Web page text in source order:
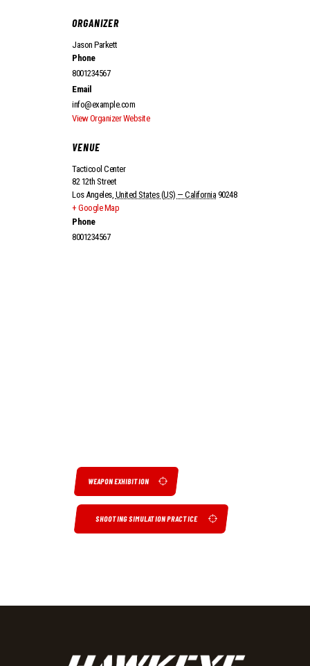
ORGANIZER
Jason Parkett
Phone
8001234567
Email
info@example.com
View Organizer Website
VENUE
Tacticool Center
82 12th Street
Los Angeles, United States (US) — California 90248
+ Google Map
Phone
8001234567
WEAPON EXHIBITION
SHOOTING SIMULATION PRACTICE